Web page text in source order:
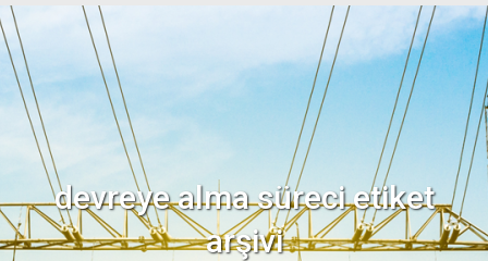
devreye alma sürecietiket
arşivi